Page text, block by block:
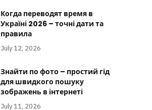
Когда переводят время в
Україні 2026 – точні дати та
правила
July 12, 2026
Знайти по фото – простий гід
для швидкого пошуку
зображень в інтернеті
July 11, 2026